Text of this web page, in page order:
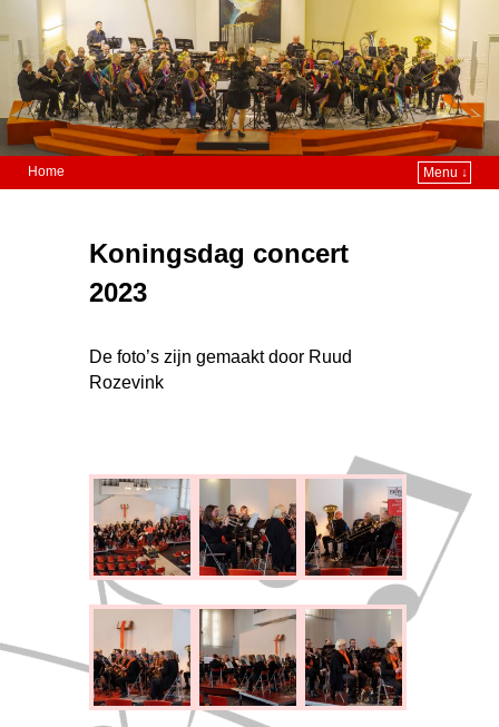
Home Menu ↓
Koningsdag concert
2023
De foto’s zijn gemaakt door Ruud
Rozevink